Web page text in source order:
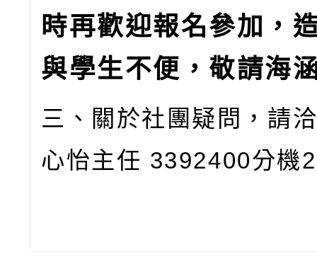
時再歡迎報名參加，
與學生不便，敬請海
三、關於社團疑問，請
心怡主任 3392400分機